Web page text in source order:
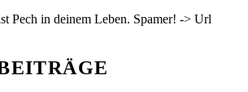
Pech in deinem Leben. Spamer! -> Url